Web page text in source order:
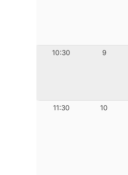
10:30 9
11:30 10